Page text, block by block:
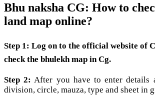
Bhu naksha CG: How to
land map online?
Step 1: Log on to the official website of
check the bhulekh map in Cg.
Step 2: After you have to enter details
division, circle, mauza, type and sheet in